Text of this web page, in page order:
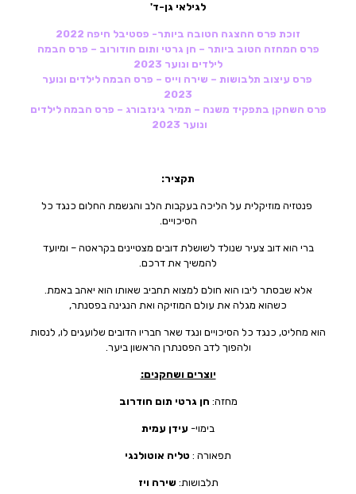
לגילאי גן-ד'
זוכת פרס ההצגה הטובה ביותר- פסטיבל חיפה 2022
פרס המחזה הטוב ביותר – חן גרטי ותום חודורוב – פרס הבמה
לילדים ונוער 2023
פרס עיצוב תלבושות – שירה וייס – פרס הבמה לילדים ונוער
2023
פרס השחקן בתפקיד משנה – תמיר גינזבורג – פרס הבמה לילדים
ונוער 2023
תקציר:
פנטזיה מוזיקלית על הליכה בעקבות הלב והגשמת החלום כנגד כל
הסיכויים.
ברי הוא דוב צעיר שנולד לשושלת דובים מצטיינים בקראטה – ומיועד
להמשיך את דרכם.
אלא שבסתר ליבו הוא חולם למצוא תחביב שאותו הוא יאהב באמת.
כשהוא מגלה את עולם המוזיקה ואת הנגינה בפסנתר,
הוא מחליט, כנגד כל הסיכויים ונגד שאר חבריו הדובים שלועגים לו, לנסות
ולהפוך לדב הפסנתרן הראשון ביער.
יוצרים ושחקנים:
מחזה: חן גרטי תום חודרוב
בימוי- עידן עמית
תפאורה : טליה אוטולנגי
תלבושות: שירה ויז